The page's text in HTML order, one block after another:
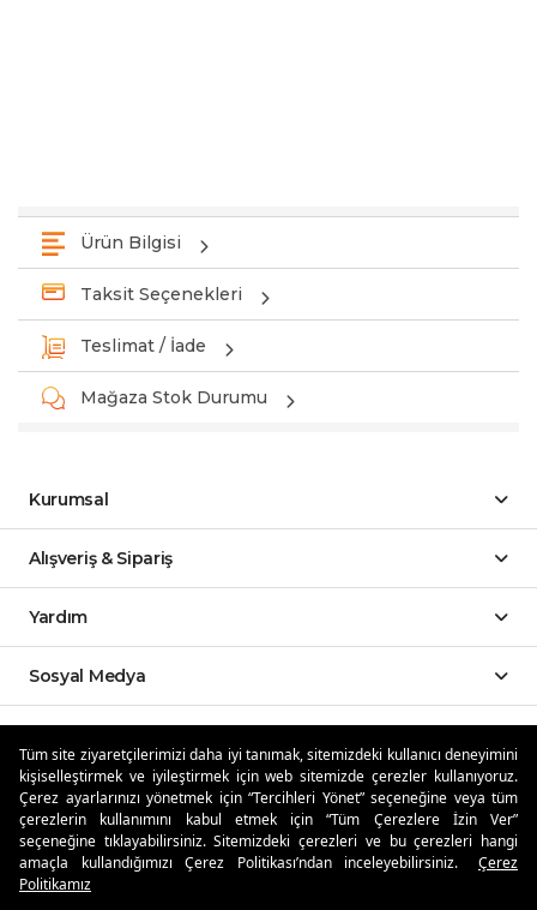
Tüm site ziyaretçilerimizi daha iyi tanımak, sitemizdeki kullanıcı deneyimini
kişiselleştirmek ve iyileştirmek için web sitemizde çerezler kullanıyoruz.
Çerez ayarlarınızı yönetmek için “Tercihleri Yönet” seçeneğine veya tüm
çerezlerin kullanımını kabul etmek için “Tüm Çerezlere İzin Ver”
seçeneğine tıklayabilirsiniz. Sitemizdeki çerezleri ve bu çerezleri hangi
amaçla kullandığımızı Çerez Politikası’ndan inceleyebilirsiniz.
Çerez
Politikamız
Ürün Bilgisi
Taksit Seçenekleri
Teslimat / İade
Mağaza Stok Durumu
Kurumsal
Alışveriş & Sipariş
Yardım
Sosyal Medya
Özdilekteyim'de Taksit Avantajları
Güvenli Alışveriş